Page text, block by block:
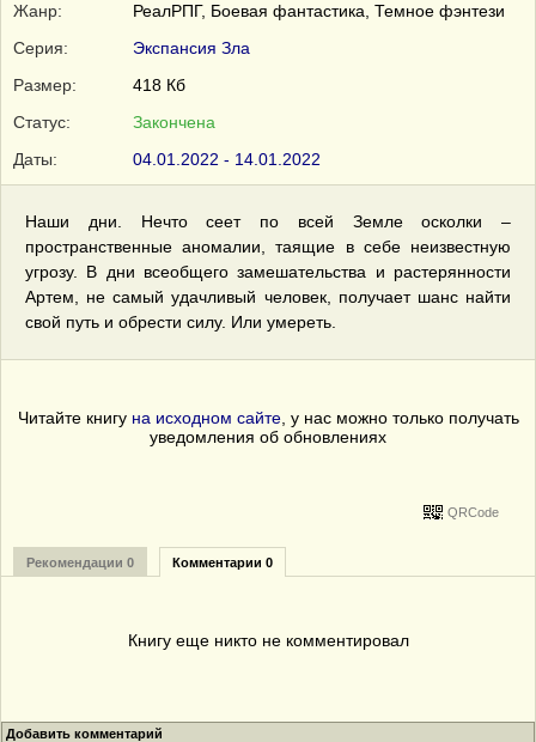
Жанр:
РеалРПГ, Боевая фантастика, Темное фэнтези
Серия:
Экспансия Зла
Размер:
418 Кб
Статус:
Закончена
Даты:
04.01.2022 - 14.01.2022
Наши дни. Нечто сеет по всей Земле осколки –
пространственные аномалии, таящие в себе неизвестную
угрозу. В дни всеобщего замешательства и растерянности
Артем, не самый удачливый человек, получает шанс найти
свой путь и обрести силу. Или умереть.
Читайте книгу на исходном сайте, у нас можно только получать
уведомления об обновлениях
QRCode
Рекомендации 0 Комментарии 0
Книгу еще никто не комментировал
Добавить комментарий